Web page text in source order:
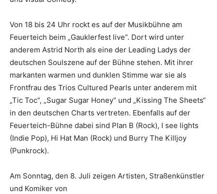
Von 18 bis 24 Uhr rockt es auf der Musikbühne am
Feuerteich beim „Gauklerfest live“. Dort wird unter
anderem Astrid North als eine der Leading Ladys der
deutschen Soulszene auf der Bühne stehen. Mit ihrer
markanten warmen und dunklen Stimme war sie als
Frontfrau des Trios Cultured Pearls unter anderem mit
„Tic Toc“, „Sugar Sugar Honey“ und „Kissing The Sheets“
in den deutschen Charts vertreten. Ebenfalls auf der
Feuerteich-Bühne dabei sind Plan B (Rock), I see lights
(Indie Pop), Hi Hat Man (Rock) und Burry The Killjoy
(Punkrock).
Am Sonntag, den 8. Juli zeigen Artisten, Straßenkünstler
und Komiker von